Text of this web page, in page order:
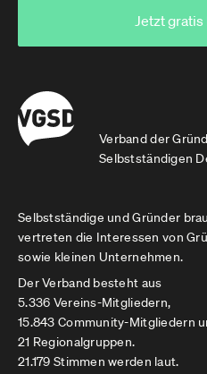
Verband der
Selbstständigen
Jetzt
Selbstständige und Gründer
vertreten die Interessen von
sowie kleinen Unternehmen.
Der Verband besteht aus
5.336 Vereins-Mitgliedern,
15.843 Community-Mitgliedern
21 Regionalgruppen.
21.179 Stimmen werden laut.